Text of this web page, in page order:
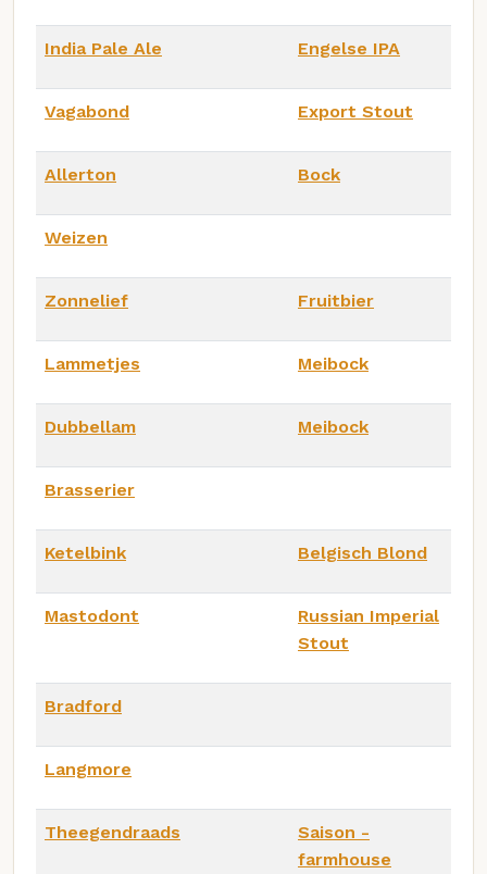
India Pale Ale Engelse IPA
Vagabond Export Stout
Allerton Bock
Weizen
Zonnelief Fruitbier
Lammetjes Meibock
Dubbellam Meibock
Brasserier
Ketelbink Belgisch Blond
Mastodont
Russian Imperial
Stout
Bradford
Langmore
Theegendraads
Saison -
farmhouse